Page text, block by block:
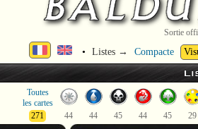
Sortie
• Listes → Compacte
Toutes
les cartes
271
44 44 45 44 45 29